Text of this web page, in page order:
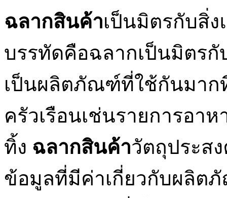
ฉลากสินค้าเป็นมิตรกับสิ่
บรรทัดคือฉลากเป็นมิตร
เป็นผลิตภัณฑ์ที่ใช้กันมาก
ครัวเรือนเช่นรายการอ
ทิ้ง ฉลากสินค้าวัตถุประส
ข้อมูลที่มีค่าเกี่ยวกับผลิต